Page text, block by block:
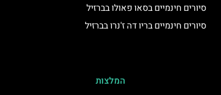
סיורים חינמיים בסאו פאולו בברזיל
סיורים חינמיים בריו דה ז'נרו בברזיל
המלצות